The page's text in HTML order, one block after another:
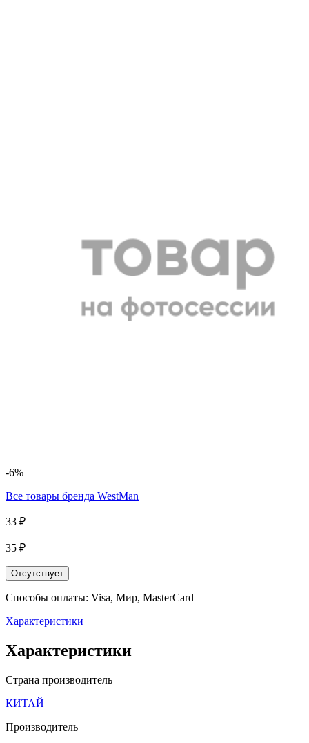
-6%
Все товары бренда WestMan
33 ₽
35 ₽
Отсутствует
Способы оплаты: Visa, Мир, MasterCard
Характеристики
Характеристики
Страна производитель
КИТАЙ
Производитель